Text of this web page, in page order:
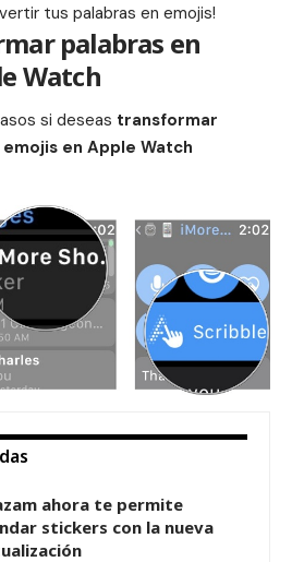
tus palabras en emojis!
palabras en
Watch
si deseas transformar
emojis en Apple Watch
ahora te permite
stickers con la nueva